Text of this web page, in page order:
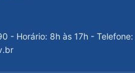
- Horário: 8h às 17h -